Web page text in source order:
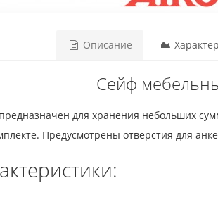
Описание
Сейф
для хранения небольших
Предусмотрены отверстия для